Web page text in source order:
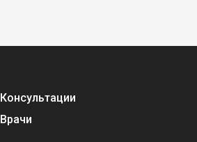
Консультации
Врачи